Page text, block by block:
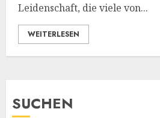
Leidenschaft, die viele von...
WEITERLESEN
SUCHEN